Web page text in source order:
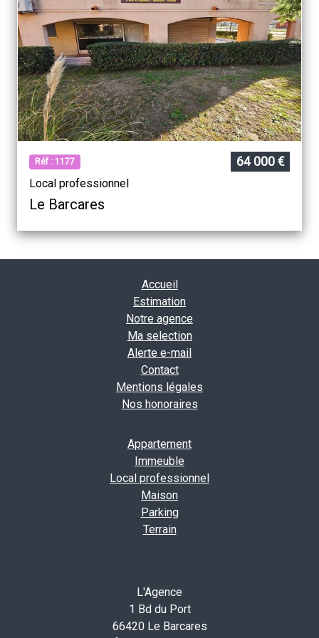
Réf : 1177 64 000 €
Local professionnel
Le Barcares
Accueil
Estimation
Notre agence
Ma selection
Alerte e-mail
Contact
Mentions légales
Nos honoraires
Appartement
Immeuble
Local professionnel
Maison
Parking
Terrain
L'Agence
1 Bd du Port
66420 Le Barcares